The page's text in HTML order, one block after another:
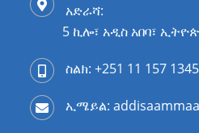
አድራሻ:
5 ኪሎ፣ አዲስ አበባ፣
ስልክ: +251 11 157 1345
ኢሜይል: